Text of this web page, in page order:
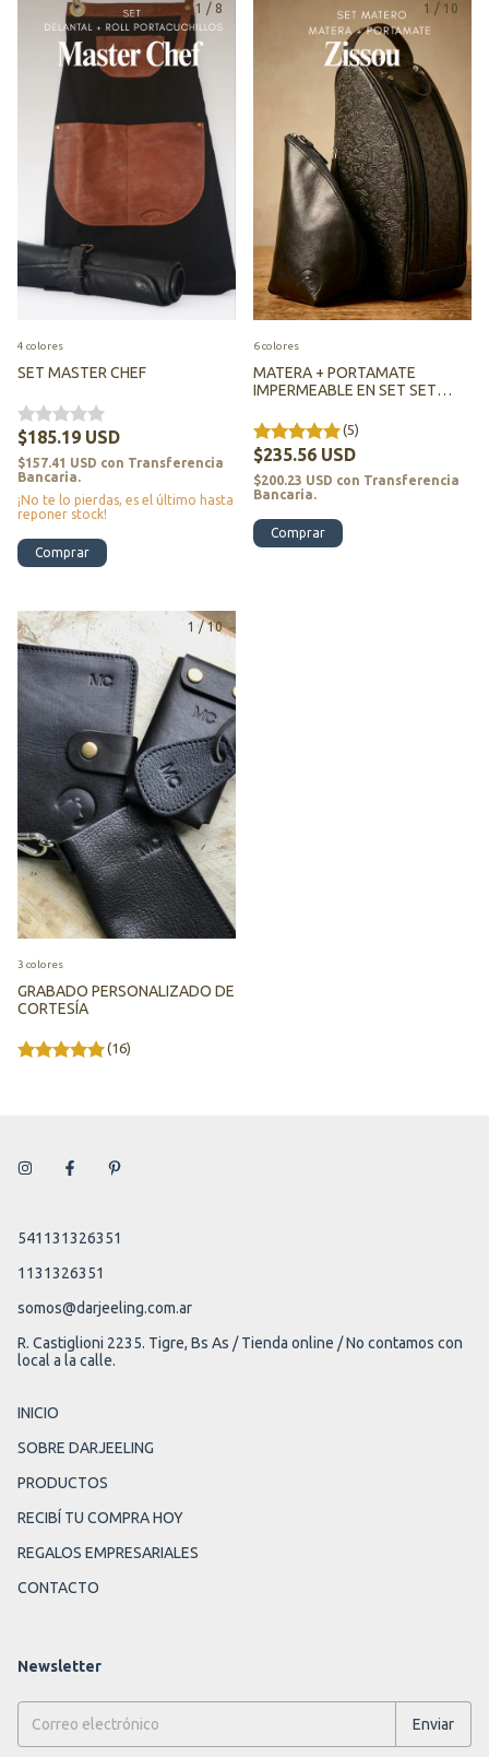
1 / 8
SET MASTER CHEF
$185.19 USD
$157.41 USD con Transferencia
Bancaria.
¡No te lo pierdas, es el último hasta
reponer stock!
4 colores
Comprar
1 / 10
MATERA + PORTAMATE
IMPERMEABLE EN SET SET
(5)
$235.56 USD
$200.23 USD con Transferencia
Bancaria.
6 colores
Comprar
1 /10
GRABADO PERSONALIZADO DE
CORTESÍA
(16)
3 colores
541131326351
1131326351
somos@darjeeling.com.ar
R. Castiglioni 2235. Tigre, Bs As / Tienda online / No contamos con
local a la calle.
INICIO
SOBRE DARJEELING
PRODUCTOS
RECIBÍ TU COMPRA HOY
REGALOS EMPRESARIALES
CONTACTO
Newsletter